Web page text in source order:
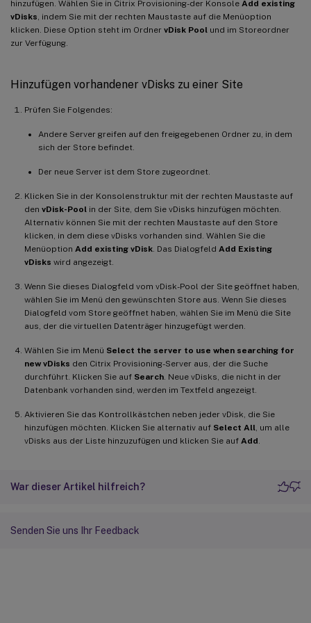
hinzufügen. Wählen Sie in Citrix Provisioning-der Konsole Add existing
vDisks , indem Sie mit der rechten Maustaste auf die Menüoption
klicken. Diese Option steht im Ordner vDisk Pool und im Storeordner
zur Verfügung.
Hinzufügen vorhandener vDisks zu einer Site
Prüfen Sie Folgendes:
Andere Server greifen auf den freigegebenen Ordner zu, in dem
sich der Store befindet.
Der neue Server ist dem Store zugeordnet.
Klicken Sie in der Konsolenstruktur mit der rechten Maustaste auf
den vDisk-Pool in der Site, dem Sie vDisks hinzufügen möchten.
Alternativ können Sie mit der rechten Maustaste auf den Store
klicken, in dem diese vDisks vorhanden sind. Wählen Sie die
Menüoption Add existing vDisk . Das Dialogfeld Add Existing
vDisks wird angezeigt.
Wenn Sie dieses Dialogfeld vom vDisk-Pool der Site geöffnet haben,
wählen Sie im Menü den gewünschten Store aus. Wenn Sie dieses
Dialogfeld vom Store geöffnet haben, wählen Sie im Menü die Site
aus, der die virtuellen Datenträger hinzugefügt werden.
Wählen Sie im Menü Select the server to use when searching for
new vDisks den Citrix Provisioning-Server aus, der die Suche
durchführt. Klicken Sie auf Search . Neue vDisks, die nicht in der
Datenbank vorhanden sind, werden im Textfeld angezeigt.
Aktivieren Sie das Kontrollkästchen neben jeder vDisk, die Sie
hinzufügen möchten. Klicken Sie alternativ auf Select All , um alle
vDisks aus der Liste hinzuzufügen und klicken Sie auf Add
War dieser Artikel hilfreich?
Senden Sie uns Ihr Feedback